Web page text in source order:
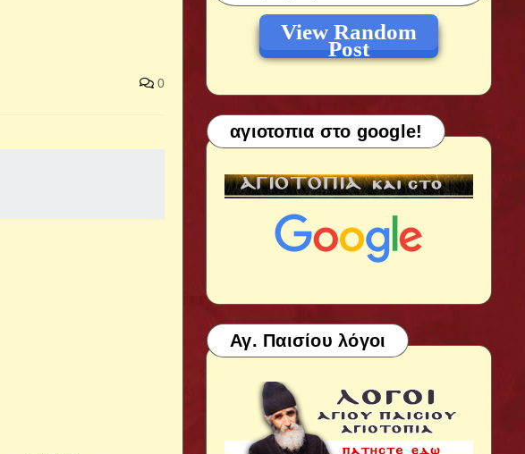
0
View Random
Post
αγιοτοπια στο google!
Αγ. Παισίου λόγοι